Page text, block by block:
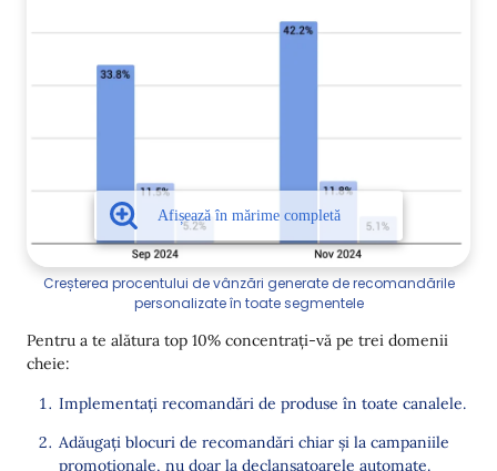
Creșterea procentului de vânzări generate de recomandările
personalizate în toate segmentele
Pentru a te alătura top 10% concentrați-vă pe trei domenii
cheie:
Implementați recomandări de produse în toate canalele.
Adăugați blocuri de recomandări chiar și la campaniile
promoționale, nu doar la declanșatoarele automate.